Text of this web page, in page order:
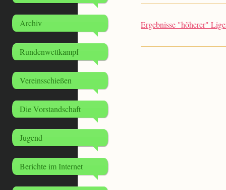
Archiv
Rundenwettkampf
Vereinsschießen
Die Vorstandschaft
Jugend
Berichte im Internet
Ergebnisse "höherer"